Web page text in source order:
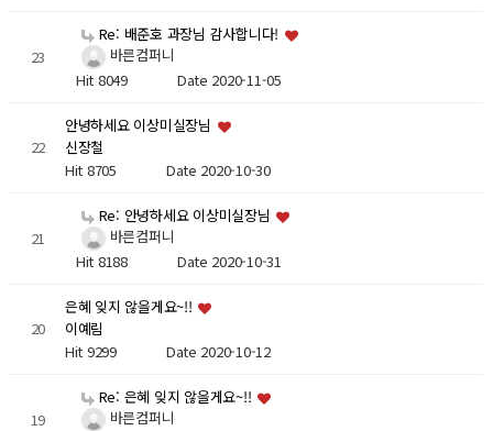
23
Re: 배준호 과장님 감사합니다!
바른컴퍼니
Hit 8049 Date 2020-11-05
22
안녕하세요 이상미실장님
신장철
Hit 8705 Date 2020-10-30
21
Re: 안녕하세요 이상미실장님
바른컴퍼니
Hit 8188 Date 2020-10-31
20
은혜 잊지 않을게요~!!
이예림
Hit 9299 Date 2020-10-12
19
Re: 은혜 잊지 않을게요~!!
바른컴퍼니